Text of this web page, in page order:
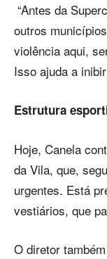
“Antes da
outros
violência aqui,
Isso ajuda a
Estrutura
Hoje, Canela
da Vila, que,
urgentes. Está
vestiários, que
O diretor